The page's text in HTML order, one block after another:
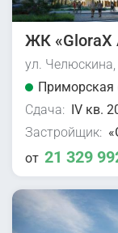
ЖК «GloraX
ул. Челюскина,
Приморская
Сдача: IV кв.
Застройщик:
от 21 329